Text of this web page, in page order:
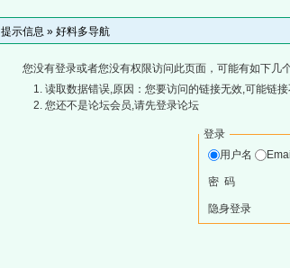
提示信息 » 好料多导航
您没有登录或者您没有权限访问此页面，可能有如下几
读取数据错误,原因：您要访问的链接无效,可能链
您还不是论坛会员,请先登录论坛
登录
用户名
Email
密 码
隐身登录